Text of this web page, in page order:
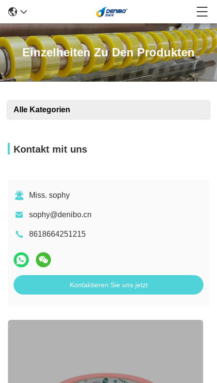
Einzelheiten Zu Den Produkten
Alle Kategorien
Kontakt mit uns
Miss. sophy
sophy@denibo.cn
8618664251215
Kontaktieren Sie uns jetzt